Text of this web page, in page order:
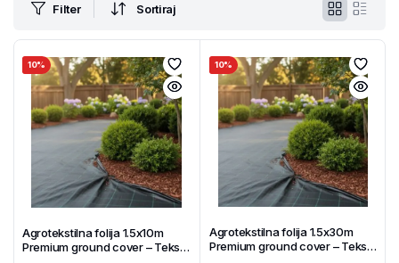
Filter Sortiraj
10%
Agrotekstilna folija 1.5x10m
Premium ground cover – Tekstil
10%
Agrotekstilna folija 1.5x30m
Premium ground cover – Tekstil